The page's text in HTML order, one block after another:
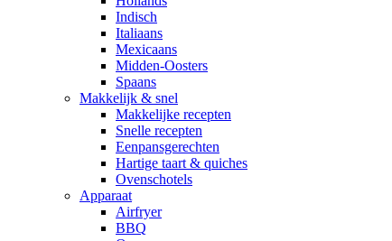
Indisch
Italiaans
Mexicaans
Midden-Oosters
Spaans
Makkelijk & snel
Makkelijke recepten
Snelle recepten
Eenpansgerechten
Hartige taart & quiches
Ovenschotels
Apparaat
Airfryer
BBQ